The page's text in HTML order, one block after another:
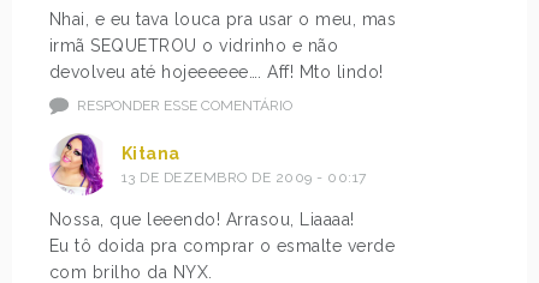
Nhai, e eu tava louca pra usar o meu, mas
irmã SEQUETROU o vidrinho e não
devolveu até hojeeeeee…. Aff! Mto lindo!
RESPONDER ESSE COMENTÁRIO
Kitana
13 DE DEZEMBRO DE 2009 - 00:17
Nossa, que leeendo! Arrasou, Liaaaa!
Eu tô doida pra comprar o esmalte verde
com brilho da NYX.